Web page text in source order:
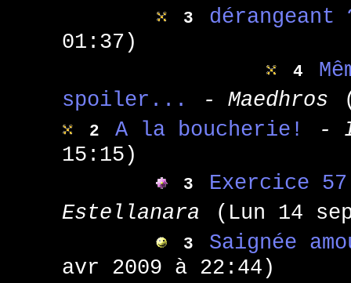
3
dérangeant
01:37)
4
spoiler...
- Maedhros
2 A la boucherie!
-
15:15)
3
Exercice
Estellanara
(Lun 14
3
Saignée
avr 2009 à 22:44)